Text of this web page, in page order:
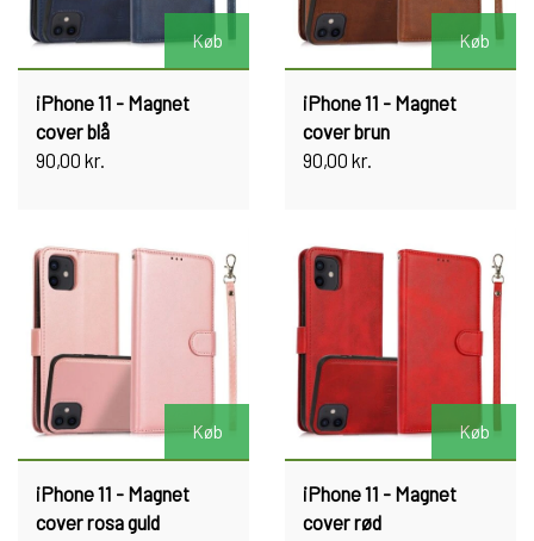
Køb
iPhone 11 - Magnet
cover blå
90,00 kr.
Køb
iPhone 11 - Magnet
cover brun
90,00 kr.
Køb
iPhone 11 - Magnet
cover rosa guld
Køb
iPhone 11 - Magnet
cover rød